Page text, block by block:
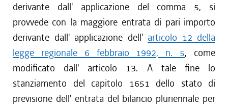
derivante dall' applicazione del comma 5, si
provvede con la maggiore entrata di pari importo
derivante dall' applicazione dell' articolo 12 della
legge regionale 6 febbraio 1992, n. 5, come
modificato dall' articolo 13. A tale fine lo
stanziamento del capitolo 1651 dello stato di
previsione dell' entrata del bilancio pluriennale per